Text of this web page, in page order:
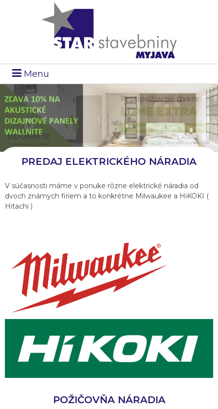
Menu
2
PREDAJ ELEKTRICKÉHO NÁRADIA
V súčasnosti máme v ponuke rôzne elektrické náradia od
dvoch známych firiem a to konkrétne Milwaukee a HiKOKI (
Hitachi )
POŽIČOVŇA NÁRADIA